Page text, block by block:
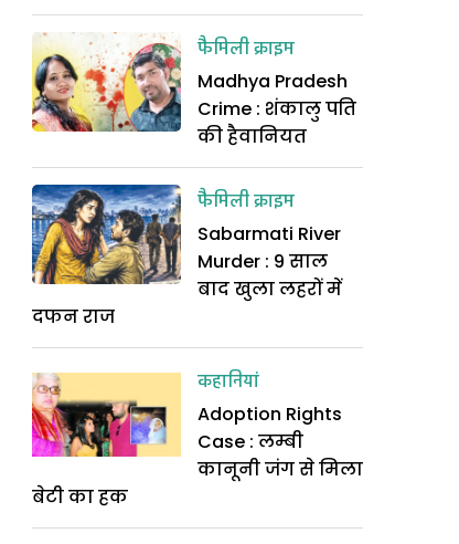
फैमिली क्राइम
Madhya Pradesh
Crime : शंकालु पति
की हैवानियत
फैमिली क्राइम
Sabarmati River
Murder : 9 साल
बाद खुला लहरों में
दफन राज
कहानियां
Adoption Rights
Case : लम्बी
कानूनी जंग से मिला
बेटी का हक